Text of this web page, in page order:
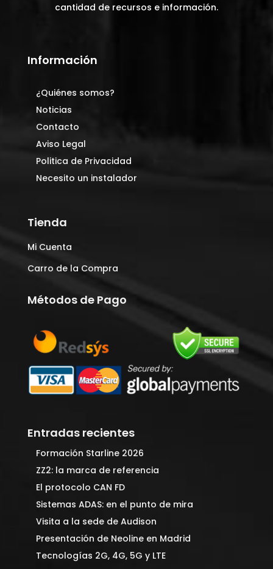
cantidad de recursos e información.
Información
¿Quiénes somos?
Noticias
Contacto
Aviso Legal
Politica de Privacidad
Necesito un instalador
Tienda
Mi Cuenta
Carro de la Compra
Métodos de Pago
Entradas recientes
Formación Starline 2026
ZZ2: la marca de referencia
El protocolo CAN FD
Sistemas ADAS: en el punto de mira
Visita a la sede de Audison
Presentación de Neoline en Madrid
Tecnologías 2G, 4G, 5G y LTE